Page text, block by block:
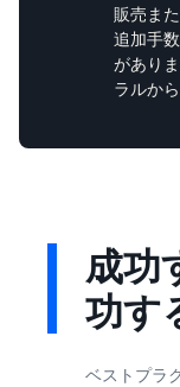
販売ま
追加手
があり
ラルか
成功
功す
ベストプラ